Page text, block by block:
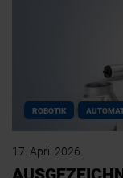
ROBOTIK
17. April 2026